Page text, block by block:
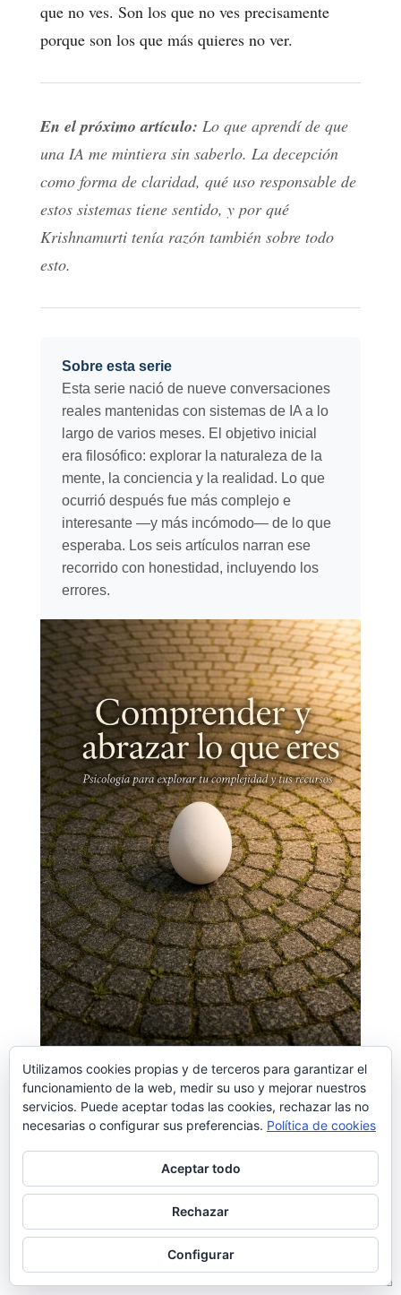
que no ves. Son los que no ves precisamente
porque son los que más quieres no ver.
En el próximo artículo: Lo que aprendí de que
una IA me mintiera sin saberlo. La decepción
como forma de claridad, qué uso responsable de
estos sistemas tiene sentido, y por qué
Krishnamurti tenía razón también sobre todo
esto.
Sobre esta serie
Esta serie nació de nueve conversaciones
reales mantenidas con sistemas de IA a lo
largo de varios meses. El objetivo inicial
era filosófico: explorar la naturaleza de la
mente, la conciencia y la realidad. Lo que
ocurrió después fue más complejo e
interesante —y más incómodo— de lo que
esperaba. Los seis artículos narran ese
recorrido con honestidad, incluyendo los
errores.
para acompañarte en el
camino:Comprender y abrazar lo que
Utilizamos cookies propias y de terceros para garantizar el
funcionamiento de la web, medir su uso y mejorar nuestros
servicios. Puede aceptar todas las cookies, rechazar las no
necesarias o configurar sus preferencias. Política de cookies
Aceptar todo
Rechazar
Configurar